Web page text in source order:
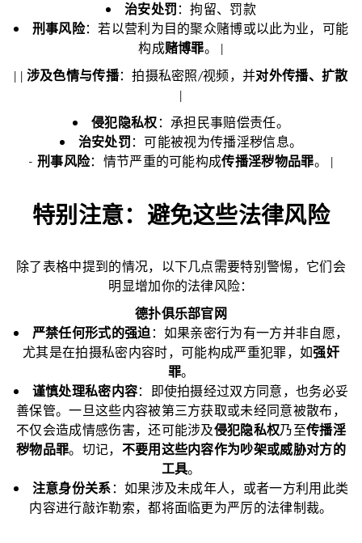
治安处罚：拘留、罚款
刑事风险：若以营利为目的聚众赌博或以此为业，可能
构成赌博罪。 |
| |涉及色情与传播：拍摄私密照/视频，并对外传播、扩散
|
侵犯隐私权：承担民事赔偿责任。
治安处罚：可能被视为传播淫秽信息。
- 刑事风险：情节严重的可能构成传播淫秽物品罪。 |
特别注意：避免这些法律风险
除了表格中提到的情况，以下几点需要特别警惕，它们会
明显增加你的法律风险：
德扑俱乐部官网
严禁任何形式的强迫：如果亲密行为有一方并非自愿，
尤其是在拍摄私密内容时，可能构成严重犯罪，如强奸
罪。
谨慎处理私密内容：即使拍摄经过双方同意，也务必妥
善保管。一旦这些内容被第三方获取或未经同意被散布，
不仅会造成情感伤害，还可能涉及侵犯隐私权乃至传播淫
秽物品罪。切记， 不要用这些内容作为吵架或威胁对方的
工具。
注意身份关系：如果涉及未成年人，或者一方利用此类
内容进行敲诈勒索，都将面临更为严厉的法律制裁。